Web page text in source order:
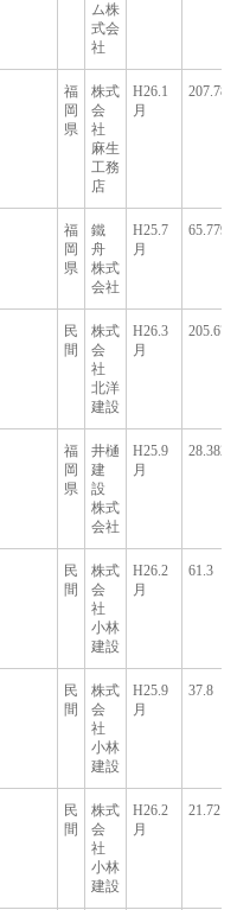
ム株
式会
社
福
岡
県
株式
会
社
麻生
工務
店
H26.1
月
207.789
福
岡
県
鐵
舟
株式
会社
H25.7
月
65.779
民
間
株式
会
社
北洋
建設
H26.3
月
205.679
福
岡
県
井樋
建
設
株式
会社
H25.9
月
28.382
民
間
株式
会
社
小林
建設
H26.2
月
61.3
民
間
株式
会
社
小林
建設
H25.9
月
37.8
民
間
株式
会
社
小林
建設
H26.2
月
21.72